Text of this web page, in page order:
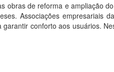
obras de reforma e ampliação
Associações empresariais
conforto aos usuários.